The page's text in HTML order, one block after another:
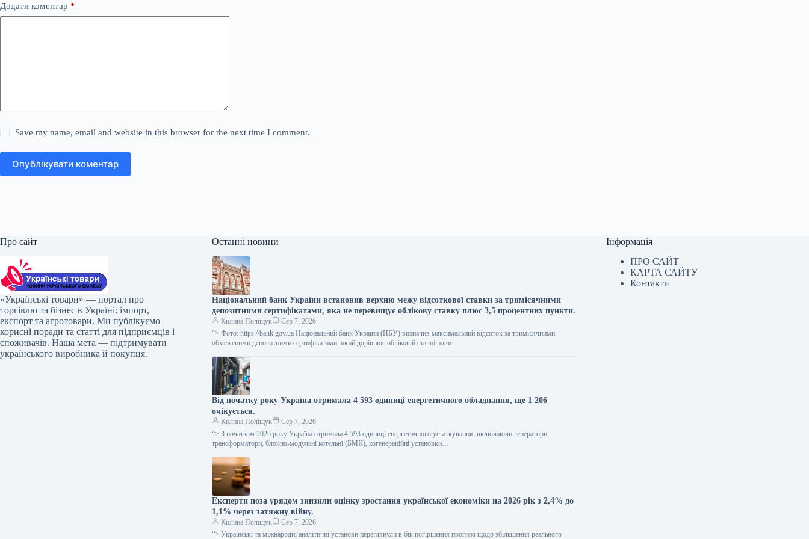
Додати коментар *
Save my name, email and website in this browser for the next time I comment.
Опублікувати коментар
Про сайт
«Українські товари» — портал про
торгівлю та бізнес в Україні: імпорт,
експорт та агротовари. Ми публікуємо
корисні поради та статті для підприємців і
споживачів. Наша мета — підтримувати
українського виробника й покупця.
Останні новини
Національний банк України встановив верхню межу відсоткової ставки за тримісячними
депозитними сертифікатами, яка не перевищує облікову ставку плюс 3,5 процентних пункти.
Килина Поліщук
Сер 7, 2026
“> Фото: https://bank.gov.ua Національний банк України (НБУ) визначив максимальний відсоток за тримісячними
обмеженими депозитними сертифікатами, який дорівнює обліковій ставці плюс…
Від початку року Україна отримала 4 593 одиниці енергетичного обладнання, ще 1 206
очікується.
Килина Поліщук
Сер 7, 2026
“> З початком 2026 року Україна отримала 4 593 одиниці енергетичного устаткування, включаючи генератори,
трансформатори, блочно-модульні котельні (БМК), когенераційні установки…
Експерти поза урядом знизили оцінку зростання української економіки на 2026 рік з 2,4% до
1,1% через затяжну війну.
Килина Поліщук
Сер 7, 2026
“> Українські та міжнародні аналітичні установи переглянули в бік погіршення прогноз щодо збільшення реального
Інформація
ПРО САЙТ
КАРТА САЙТУ
Контакти